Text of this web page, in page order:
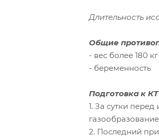
Длительность
Общие
- вес более 180 кг
- беременность
Подготовка к
1. За сутки
2. Последний